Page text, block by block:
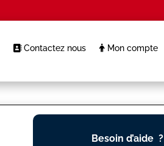
Contactez nous Mon compte
Besoin d’aide ?